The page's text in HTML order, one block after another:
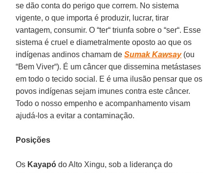
se dão conta do perigo que correm. No sistema
vigente, o que importa é produzir, lucrar, tirar
vantagem, consumir. O “ter“ triunfa sobre o “ser“. Esse
sistema é cruel e diametralmente oposto ao que os
indígenas andinos chamam deSumak Kawsay(ou
“Bem Viver“). É um câncer que dissemina metástases
em todo o tecido social. E é uma ilusão pensar que os
povos indígenas sejam imunes contra este câncer.
Todo o nosso empenho e acompanhamento visam
ajudá-los a evitar a contaminação.
Posições
Os Kayapó do Alto Xingu, sob a liderança do